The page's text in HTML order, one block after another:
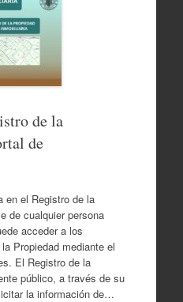
de la
de
en el Registro de la
de cualquier persona
acceder a los
Propiedad mediante el
El Registro de la
público, a través de su
la información de…